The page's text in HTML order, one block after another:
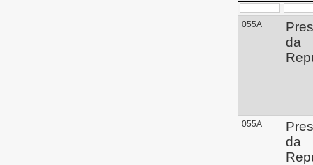
055A
da
055A
da